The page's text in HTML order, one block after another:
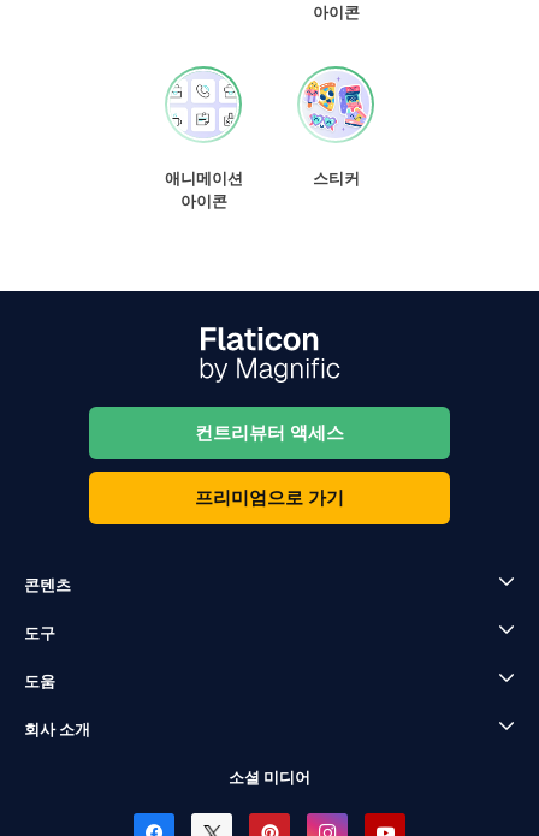
아이콘
애니메이션
아이콘
스티커
컨트리뷰터 액세스
프리미엄으로 가기
콘텐츠
도구
도움
회사 소개
소셜 미디어